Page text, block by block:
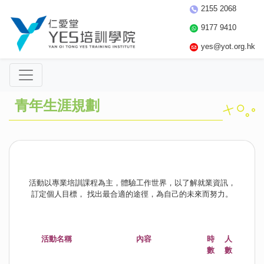
2155 2068
9177 9410
yes@yot.org.hk
青年生涯規劃
活動以專業培訓課程為主，體驗工作世界，以了解就業資訊，
訂定個人目標， 找出最合適的途徑，為自己的未來而努力。
活動名稱 內容
時
數
人
數